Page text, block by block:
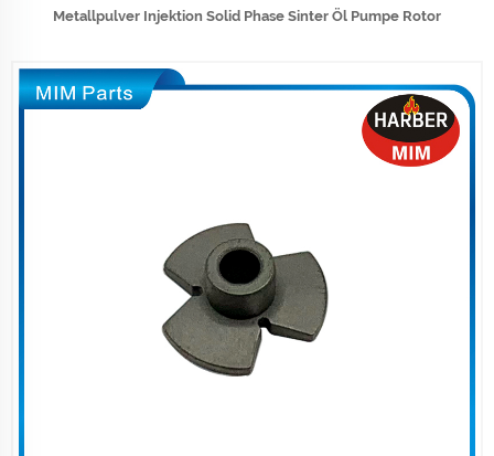
Metallpulver Injektion Solid Phase Sinter Öl Pumpe Rotor